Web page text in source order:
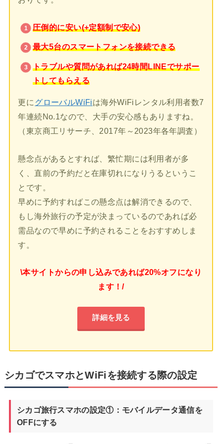
圧倒的に安い(+定額制で安心)
最大5台のスマートフォンを接続できる
トラブルや質問があれば24時間LINEでサポー
トしてもらえる
更に グローバルWiFiは海外WiFiレンタル利用者数7
年連続No.1なので、大手の安心感もありますね。
（東京商工リサーチ、2017年～2023年各年調査）
懸念点があるとすれば、繁忙期には利用者が多
く、直前の予約だと在庫切れになりうるというこ
とです。
早めに予約すればこの懸念点は解消できるので、
もし海外旅行の予定が決まっているのであれば必
需品なので早めに予約されることをおすすめしま
す。
\本サイトからの申し込みであれば20%オフになり
ます！/
詳細を見る
シカゴでスマホとWiFiを接続する際の設定
シカゴ旅行スマホの設定①：モバイルデータ通信を
OFFにする